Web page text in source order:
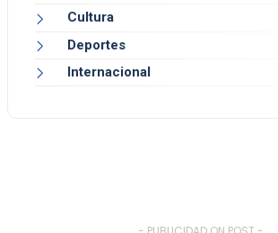
Cultura
Deportes
Internacional